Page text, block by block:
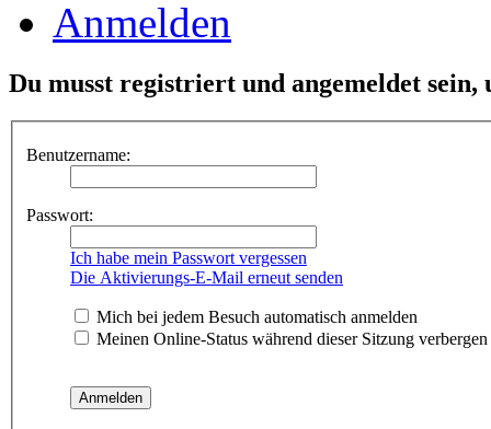
Anmelden
Du musst registriert und angemeldet sein,
Benutzername:
Passwort:
Ich habe mein Passwort vergessen
Die Aktivierungs-E-Mail erneut senden
Mich bei jedem Besuch automatisch anmelden
Meinen Online-Status während dieser Sitzung verbergen